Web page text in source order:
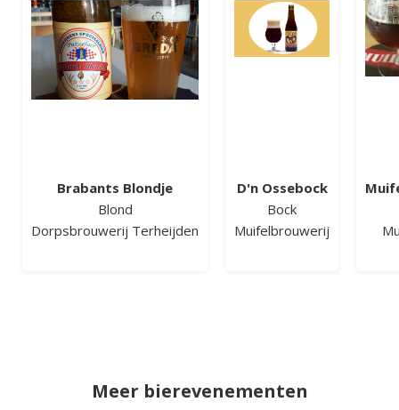
Brabants Blondje
Blond
Dorpsbrouwerij Terheijden
D'n Ossebock
Bock
Muifelbrouwerij
Meer bierevenementen